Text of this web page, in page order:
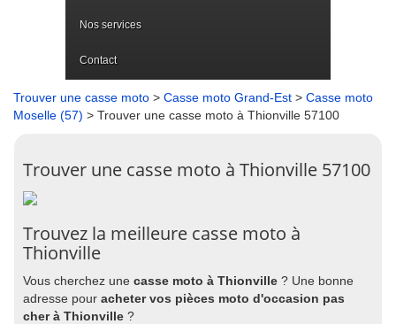
Nos services
Contact
Trouver une casse moto > Casse moto Grand-Est > Casse moto
Moselle (57) > Trouver une casse moto à Thionville 57100
Trouver une casse moto à Thionville 57100
Trouvez la meilleure casse moto à
Thionville
Vous cherchez une casse moto à Thionville ? Une bonne
adresse pour acheter vos pièces moto d'occasion pas
cher à Thionville ?